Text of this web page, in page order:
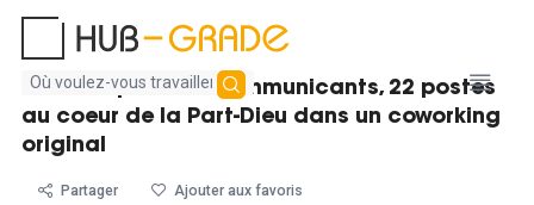
Aucun
Bureaux privatifs communicants, 22 postes
au coeur de la Part-Dieu dans un coworking
original
Partager Ajouter aux favoris